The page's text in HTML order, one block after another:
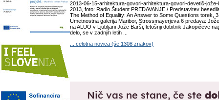
2013-06-15-arhitektura-govori-arhitektura-govori-devetič-
2013, foto: Radio Študent PREDAVANJE / Predstavitev
The Method of Equality: An Answer to Some Questions torek,
Umetnostna galerija Maribor, Strossmayerjeva 6 predava:
na ALUO v Ljubljani Jože Barši, letošnji dobitnik Jakopičeve
delo, se v zadnjih letih ...
... celotna novica (še 1308 znakov)